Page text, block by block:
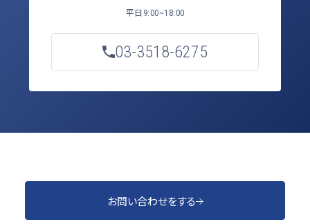
平日 9:00~18:00
03-3518-6275
お問い合わせをする